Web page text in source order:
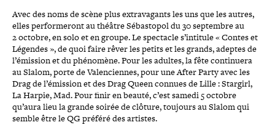
Avec des noms de scène plus extra­va­gants les uns que les autres,
elles per­for­me­ront au théâtre Sébastopol du 30 septembre au
2 octobre, en solo et en groupe. Le spectacle s’intitule « Contes et
Légendes », de quoi faire rêver les petits et les grands, adeptes de
l’émission et du phénomène. Pour les adultes, la fête conti­nuera
au Slalom, porte de Valenciennes, pour une After Party avec les
Drag de l’émission et des Drag Queen connues de Lille : Stargirl,
La Harpie, Mad. Pour finir en beauté, c’est samedi 5 octobre
qu’aura lieu la grande soirée de clôture, toujours au Slalom qui
semble être le QG préféré des artistes.